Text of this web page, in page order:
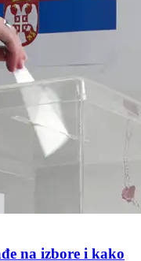
na izbore i kako